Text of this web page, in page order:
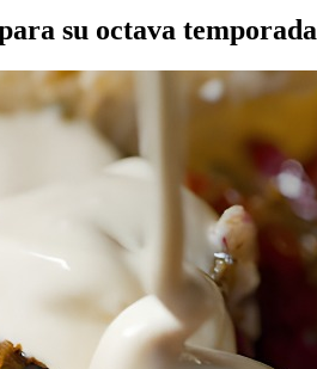
su octava temporada